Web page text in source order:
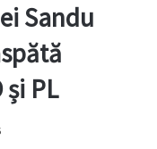
Sandu
PL